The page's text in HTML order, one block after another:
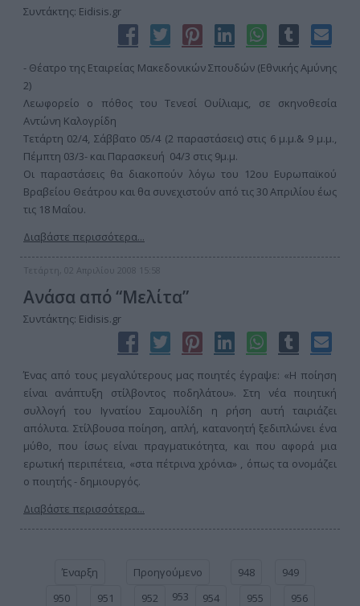
Συντάκτης: Eidisis.gr
- Θέατρο της Εταιρείας Μακεδονικών Σπουδών (Εθνικής Αμύνης
2)
Λεωφορείο ο πόθος του Τενεσί Ουίλιαμς, σε σκηνοθεσία
Αντώνη Καλογρίδη
Τετάρτη 02/4, Σάββατο 05/4 (2 παραστάσεις) στις 6 μ.μ.& 9 μ.μ.,
Πέμπτη 03/3- και Παρασκευή 04/3 στις 9μ.μ.
Οι παραστάσεις θα διακοπούν λόγω του 12ου Ευρωπαϊκού
Βραβείου Θεάτρου και θα συνεχιστούν από τις 30 Απριλίου έως
τις 18 Μαΐου.
Διαβάστε περισσότερα...
Τετάρτη, 02 Απριλίου 2008 15:58
Ανάσα από “Μελίτα”
Συντάκτης: Eidisis.gr
Ένας από τους μεγαλύτερους μας ποιητές έγραψε: «Η ποίηση
είναι ανάπτυξη στίλβοντος ποδηλάτου». Στη νέα ποιητική
συλλογή του Ιγνατίου Σαμουλίδη η ρήση αυτή ταιριάζει
απόλυτα. Στίλβουσα ποίηση, απλή, κατανοητή ξεδιπλώνει ένα
μύθο, που ίσως είναι πραγματικότητα, και που αφορά μια
ερωτική περιπέτεια, «στα πέτρινα χρόνια» , όπως τα ονομάζει
ο ποιητής - δημιουργός.
Διαβάστε περισσότερα...
Έναρξη Προηγούμενο 948
949
950
951 952 953 954 955
956